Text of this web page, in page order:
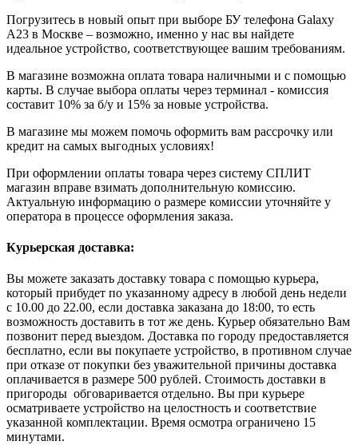
Погрузитесь в новый опыт при выборе БУ телефона Galaxy
A23 в Москве – возможно, именно у нас вы найдете
идеальное устройство, соответствующее вашим требованиям.
В магазине возможна оплата товара наличными и с помощью
карты. В случае выбора оплаты через терминал - комиссия
составит 10% за б/у и 15% за новые устройства.
В магазине мы можем помочь оформить вам рассрочку или
кредит на самых выгодных условиях!
При оформлении оплаты товара через систему СПЛИТ
магазин вправе взимать дополнительную комиссию.
Актуальную информацию о размере комиссии уточняйте у
оператора в процессе оформления заказа.
Курьерская доставка:
Вы можете заказать доставку товара с помощью курьера,
который прибудет по указанному адресу в любой день недели
с 10.00 до 22.00, если доставка заказана до 18:00, то есть
возможность доставить в тот же день. Курьер обязательно Вам
позвонит перед выездом. Доставка по городу предоставляется
бесплатно, если вы покупаете устройство, в противном случае
при отказе от покупки без уважительной причины доставка
оплачивается в размере 500 рублей. Стоимость доставки в
пригороды обговаривается отдельно. Вы при курьере
осматриваете устройство на целостность и соответствие
указанной комплектации. Время осмотра ограничено 15
минутами.